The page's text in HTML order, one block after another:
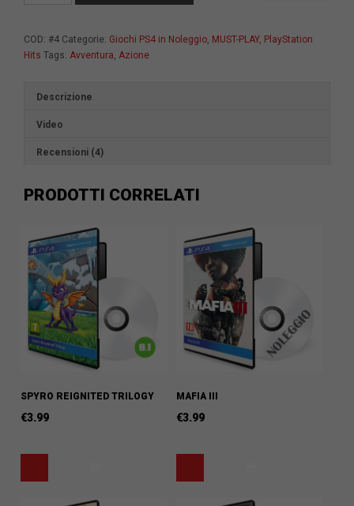
COD: #4 Categorie: Giochi PS4 in Noleggio MUST-PLAY, PlayStation
Hits Tags: Avventura Azione
Descrizione
Video
Recensioni (4)
PRODOTTI CORRELATI
SPYRO REIGNITED TRILOGY
€3.99
MAFIA III
€3.99